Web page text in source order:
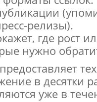
релизы).
где рост
нужно
в десятки
уже в